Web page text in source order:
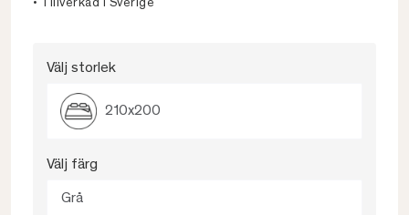
• Tillverkad i Sverige
Välj storlek
210x200
Välj färg
Grå